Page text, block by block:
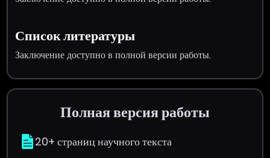
Список литературы
Заключение доступно в полной версии работы.
Полная версия работы
20+ страниц научного текста